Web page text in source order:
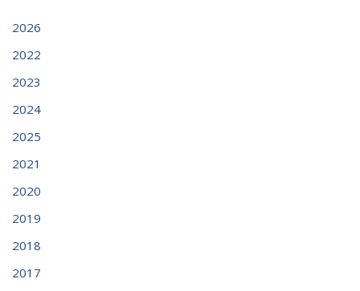
2026
2022
2023
2024
2025
2021
2020
2019
2018
2017